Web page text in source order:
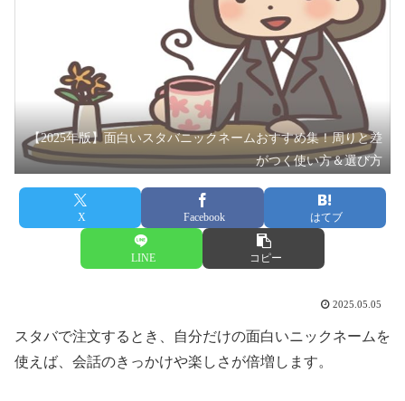
【2025年版】面白いスタバニックネームおすすめ集！周りと差
がつく使い方＆選び方
X Facebook はてブ
LINE コピー
2025.05.05
スタバで注文するとき、自分だけの面白いニックネームを
使えば、会話のきっかけや楽しさが倍増します。